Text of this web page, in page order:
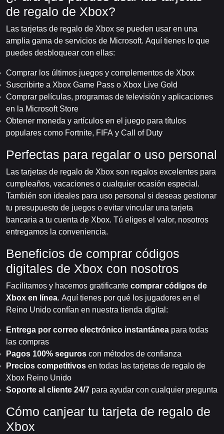
de regalo de Xbox?
Las tarjetas de regalo de Xbox se pueden usar en una
amplia gama de servicios de Microsoft. Aquí tienes lo que
puedes desbloquear con ellas:
Comprar los últimos juegos y complementos de Xbox
Suscribirte a Xbox Game Pass o Xbox Live Gold
Comprar películas, programas de televisión y aplicaciones
en la Microsoft Store
Obtener moneda y artículos en el juego para títulos
populares como Fortnite, FIFA y Call of Duty
Perfectas para regalar o uso personal
Las tarjetas de regalo de Xbox son regalos excelentes para
cumpleaños, vacaciones o cualquier ocasión especial.
También son ideales para uso personal si deseas gestionar
tu presupuesto de juegos o evitar vincular una tarjeta
bancaria a tu cuenta de Xbox. Tú eliges el valor, nosotros
entregamos la conveniencia.
Beneficios de comprar códigos
digitales de Xbox con nosotros
Facilitamos y hacemos gratificante comprar códigos de
Xbox en línea. Aquí tienes por qué los jugadores en el
Reino Unido confían en nuestra tienda digital:
Entrega por correo electrónico instantánea para todas
las compras
Pagos 100% seguros con métodos de confianza
Precios competitivos en todas las tarjetas de regalo de
Xbox Reino Unido
Soporte al cliente 24/7 para ayudar con cualquier pregunta
Cómo canjear tu tarjeta de regalo de
Xbox